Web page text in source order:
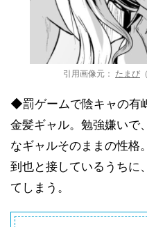
引用画像元： たまび
◆罰ゲームで陰キャの有
金髪ギャル。勉強嫌いで
なギャルそのままの性格
到也と接しているうちに
てしまう。